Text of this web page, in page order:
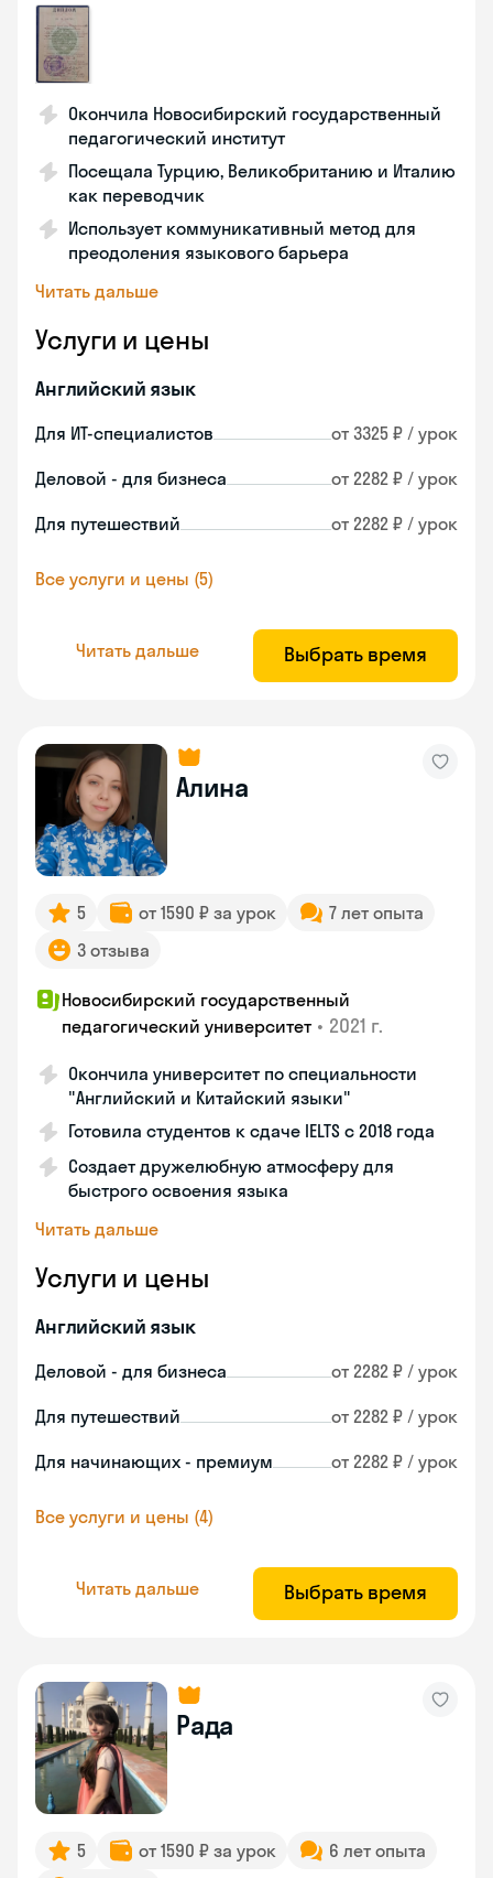
Окончила Новосибирский государственный
педагогический институт
Посещала Турцию, Великобританию и Италию
как переводчик
Использует коммуникативный метод для
преодоления языкового барьера
Читать дальше
Услуги и цены
Английский язык
Для ИТ-специалистов от 3325 ₽ / урок
Деловой - для бизнеса от 2282 ₽ / урок
Для путешествий от 2282 ₽ / урок
Все услуги и цены (5)
Читать дальше Выбрать время
Алина
5 от 1590 ₽ за урок
7 лет опыта
3 отзыва
Новосибирский государственный
педагогический университет • 2021 г.
Окончила университет по специальности
"Английский и Китайский языки"
Готовила студентов к сдаче IELTS с 2018 года
Создает дружелюбную атмосферу для
быстрого освоения языка
Читать дальше
Услуги и цены
Английский язык
Деловой - для бизнеса от 2282 ₽ / урок
Для путешествий от 2282 ₽ / урок
Для начинающих - премиум от 2282 ₽ / урок
Все услуги и цены (4)
Читать дальше Выбрать время
Рада
5 от 1590 ₽ за урок
6 лет опыта